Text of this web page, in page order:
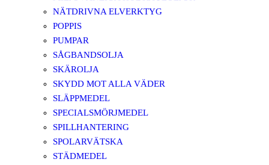
NÄTDRIVNA ELVERKTYG
POPPIS
PUMPAR
SÅGBANDSOLJA
SKÄROLJA
SKYDD MOT ALLA VÄDER
SLÄPPMEDEL
SPECIALSMÖRJMEDEL
SPILLHANTERING
SPOLARVÄTSKA
STÄDMEDEL